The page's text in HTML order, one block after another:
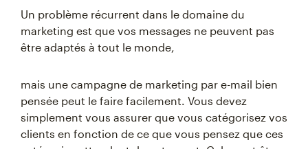
Un problème récurrent dans le domaine du
marketing est que vos messages ne peuvent pas
être adaptés à tout le monde,
mais une campagne de marketing par e-mail bien
pensée peut le faire facilement. Vous devez
simplement vous assurer que vous catégorisez vos
clients en fonction de ce que vous pensez que ces